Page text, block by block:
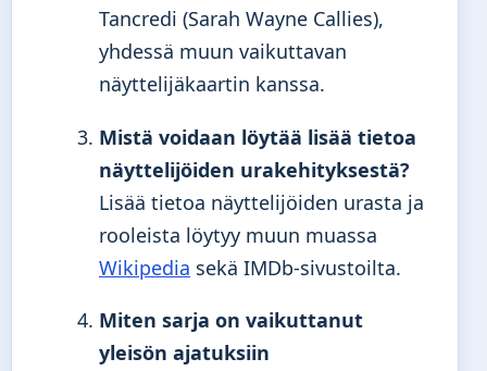
Tancredi (Sarah Wayne Callies),
yhdessä muun vaikuttavan
näyttelijäkaartin kanssa.
Mistä voidaan löytää lisää tietoa
näyttelijöiden urakehityksestä?
Lisää tietoa näyttelijöiden urasta ja
rooleista löytyy muun muassa
Wikipedia sekä IMDb-sivustoilta.
Miten sarja on vaikuttanut
yleisön ajatuksiin